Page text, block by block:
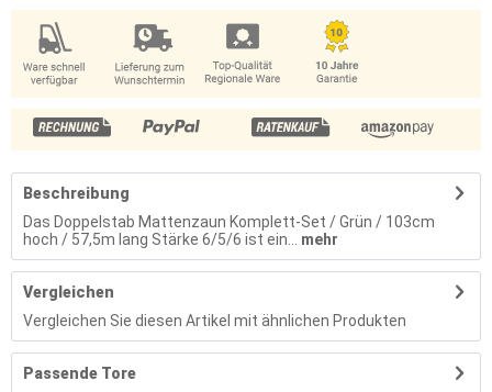
Beschreibung
Das Doppelstab Mattenzaun Komplett-Set / Grün / 103cm
hoch / 57,5m lang Stärke 6/5/6 ist ein...
mehr
Vergleichen
Vergleichen Sie diesen Artikel mit ähnlichen Produkten
Passende Tore